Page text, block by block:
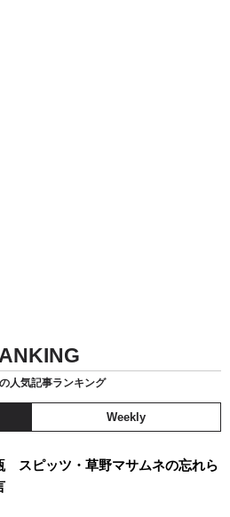
人気記事ランキング
Weekly
スピッツ・草野マサムネの忘れら